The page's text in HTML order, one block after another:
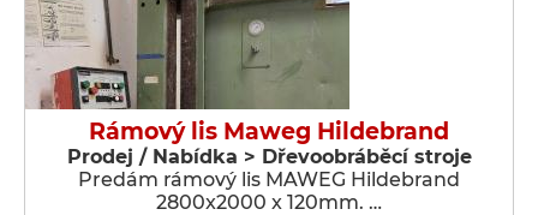
Rámový lis Maweg Hildebrand
Prodej / Nabídka > Dřevoobráběcí stroje
Predám rámový lis MAWEG Hildebrand
2800x2000 x 120mm. …